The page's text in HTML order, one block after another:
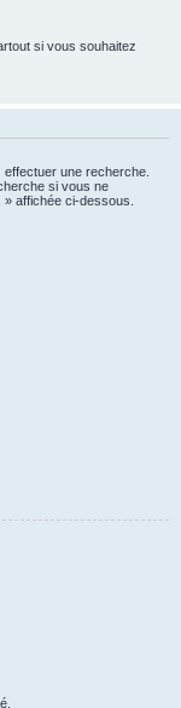
si vous souhaitez
une recherche.
si vous ne
affichée ci-dessous.